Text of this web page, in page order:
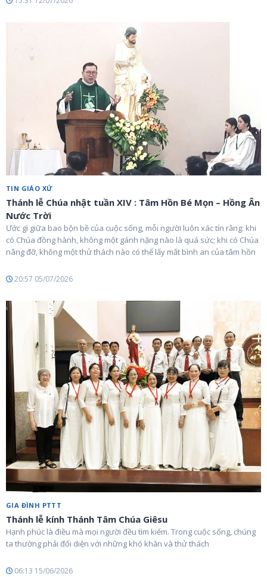
TIN GIÁO XỨ
Thánh lễ Chúa nhật tuần XIV : Tâm Hồn Bé Mọn – Hồng Ân
Nước Trời
Ước gì giữa bao bộn bề của cuộc sống, mỗi người luôn xác tín rằng: khi
có Chúa đồng hành, không một gánh nặng nào là quá sức; khi có Chúa
nâng đỡ, không một thử thách nào có thể lấy mất bình an của tâm hồn
20:57 05/07/2026
GIA ĐÌNH PTTT
Thánh lễ kính Thánh Tâm Chúa Giêsu
Hạnh phúc là điều mà mọi người đều tìm kiếm. Trong cuộc sống, chúng
ta thường phải đối diện với những khó khăn và thử thách
06:13 15/06/2026